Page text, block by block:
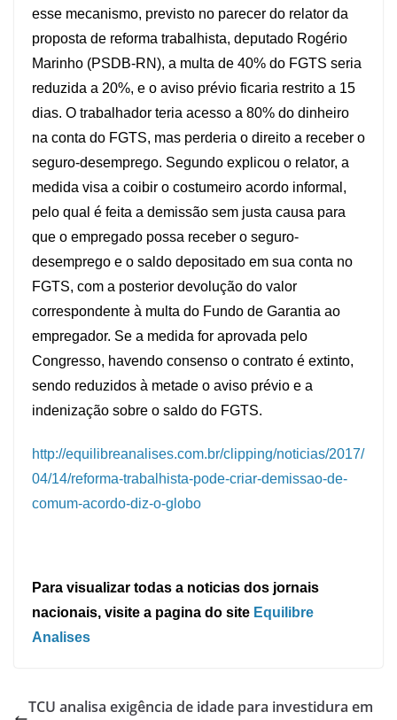
esse mecanismo, previsto no parecer do relator da
proposta de reforma trabalhista, deputado Rogério
Marinho (PSDB-RN), a multa de 40% do FGTS seria
reduzida a 20%, e o aviso prévio ficaria restrito a 15
dias. O trabalhador teria acesso a 80% do dinheiro
na conta do FGTS, mas perderia o direito a receber o
seguro-desemprego. Segundo explicou o relator, a
medida visa a coibir o costumeiro acordo informal,
pelo qual é feita a demissão sem justa causa para
que o empregado possa receber o seguro-
desemprego e o saldo depositado em sua conta no
FGTS, com a posterior devolução do valor
correspondente à multa do Fundo de Garantia ao
empregador. Se a medida for aprovada pelo
Congresso, havendo consenso o contrato é extinto,
sendo reduzidos à metade o aviso prévio e a
indenização sobre o saldo do FGTS.
http://equilibreanalises.com.br/clipping/noticias/2017/
04/14/reforma-trabalhista-pode-criar-demissao-de-
comum-acordo-diz-o-globo
Para visualizar todas a noticias dos jornais
nacionais, visite a pagina do site Equilibre
Analises
TCU analisa exigência de idade para investidura em